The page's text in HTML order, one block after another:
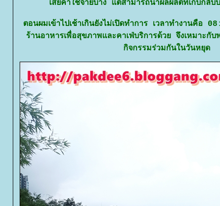
เสียค่าใช้จ่ายบ้าง แต่สามารถนำผลผลิตที่เก็บกลั
ตอนผมเข้าไปเช้าเกินยังไม่เปิดทำการ เวลาทำงานคื
ร้านอาหารเพื่อสุขภาพและคาเฟ่บริการด้วย จึงเหมาะกั
กิจกรรมร่วมกันในวันหยุด